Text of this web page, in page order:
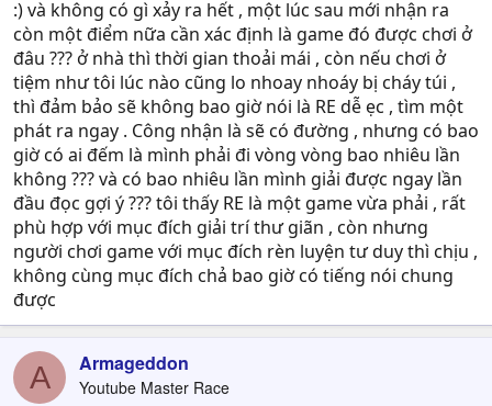
:) và không có gì xảy ra hết , một lúc sau mới nhận ra
còn một điểm nữa cần xác định là game đó được chơi ở
đâu ??? ở nhà thì thời gian thoải mái , còn nếu chơi ở
tiệm như tôi lúc nào cũng lo nhoay nhoáy bị cháy túi ,
thì đảm bảo sẽ không bao giờ nói là RE dễ ẹc , tìm một
phát ra ngay . Công nhận là sẽ có đường , nhưng có bao
giờ có ai đếm là mình phải đi vòng vòng bao nhiêu lần
không ??? và có bao nhiêu lần mình giải được ngay lần
đầu đọc gợi ý ??? tôi thấy RE là một game vừa phải , rất
phù hợp với mục đích giải trí thư giãn , còn nhưng
người chơi game với mục đích rèn luyện tư duy thì chịu ,
không cùng mục đích chả bao giờ có tiếng nói chung
được
A Armageddon
Youtube Master Race